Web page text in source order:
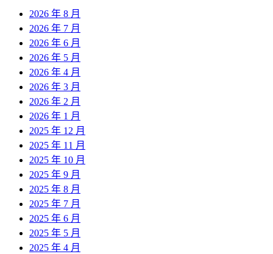
2026 年 8 月
2026 年 7 月
2026 年 6 月
2026 年 5 月
2026 年 4 月
2026 年 3 月
2026 年 2 月
2026 年 1 月
2025 年 12 月
2025 年 11 月
2025 年 10 月
2025 年 9 月
2025 年 8 月
2025 年 7 月
2025 年 6 月
2025 年 5 月
2025 年 4 月